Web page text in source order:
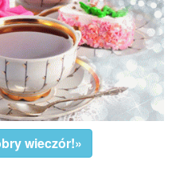
wieczór!»